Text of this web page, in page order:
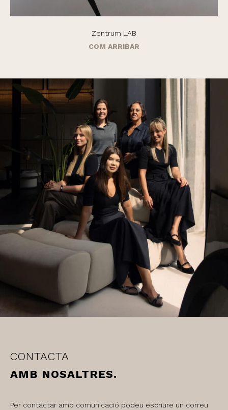
Zentrum LAB
COM ARRIBAR
CONTACTA
AMB NOSALTRES.
Per contactar amb comunicació podeu escriure un correu